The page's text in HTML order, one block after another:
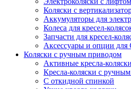
Коляски с
Аккумуляторы для
Колеса для кресел-
Запчасти для кресел-
Аксессуары и опции для
Коляски с ручным приводом
Активные кресла-коляски
Кресла-коляски с
С откидной спинкой